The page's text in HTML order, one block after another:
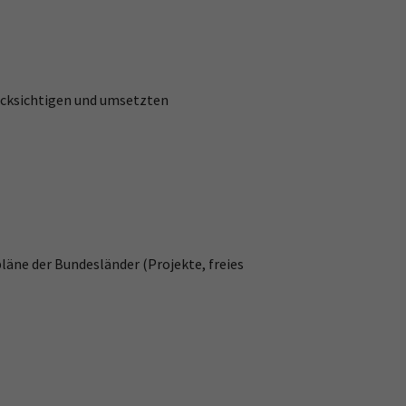
und umsetzten
der Bundesländer (Projekte, freies